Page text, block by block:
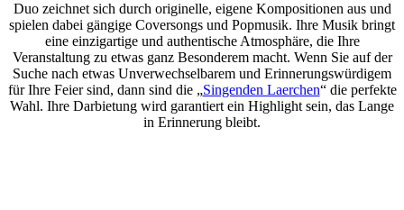
Duo zeichnet sich durch originelle, eigene Kompositionen aus und
spielen dabei gängige Coversongs und Popmusik. Ihre Musik bringt
eine einzigartige und authentische Atmosphäre, die Ihre
Veranstaltung zu etwas ganz Besonderem macht. Wenn Sie auf der
Suche nach etwas Unverwechselbarem und Erinnerungswürdigem
für Ihre Feier sind, dann sind die „Singenden Laerchen“ die perfekte
Wahl. Ihre Darbietung wird garantiert ein Highlight sein, das Lange
in Erinnerung bleibt.